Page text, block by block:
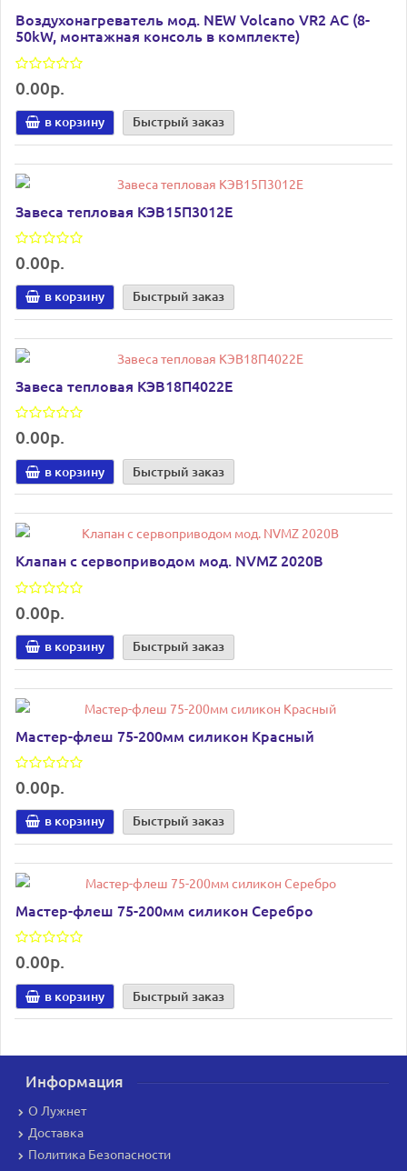
Воздухонагреватель мод. NEW Volcano VR2 AC (8-
50kW, монтажная консоль в комплекте)
0.00р.
в корзину Быстрый заказ
Завеса тепловая КЭВ15П3012Е
0.00р.
в корзину Быстрый заказ
Завеса тепловая КЭВ18П4022Е
0.00р.
в корзину Быстрый заказ
Клапан с сервоприводом мод. NVMZ 2020В
0.00р.
в корзину Быстрый заказ
Мастер-флеш 75-200мм силикон Красный
0.00р.
в корзину Быстрый заказ
Мастер-флеш 75-200мм силикон Серебро
0.00р.
в корзину Быстрый заказ
Информация
О Лужнет
Доставка
Политика Безопасности